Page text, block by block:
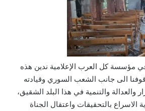
مؤسسة كل العرب الإعلامية ندين هذه
الى جانب الشعب السوري وقيادته
والعدالة والتنمية في هذا البلد الشقيق،
الاسراع بالتحقيقات واعتقال الجناة